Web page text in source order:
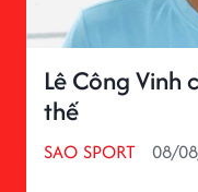
Lê Công
thế
SAO SPORT 08/